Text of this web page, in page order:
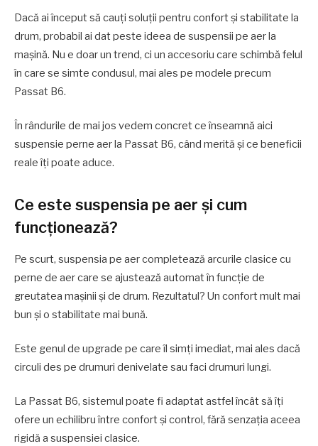
Dacă ai început să cauți soluții pentru confort și stabilitate la
drum, probabil ai dat peste ideea de suspensii pe aer la
mașină. Nu e doar un trend, ci un accesoriu care schimbă felul
în care se simte condusul, mai ales pe modele precum
Passat B6.
În rândurile de mai jos vedem concret ce înseamnă aici
suspensie perne aer la Passat B6, când merită și ce beneficii
reale îți poate aduce.
Ce este suspensia pe aer și cum
funcționează?
Pe scurt, suspensia pe aer completează arcurile clasice cu
perne de aer care se ajustează automat în funcție de
greutatea mașinii și de drum. Rezultatul? Un confort mult mai
bun și o stabilitate mai bună.
Este genul de upgrade pe care îl simți imediat, mai ales dacă
circuli des pe drumuri denivelate sau faci drumuri lungi.
La Passat B6, sistemul poate fi adaptat astfel încât să îți
ofere un echilibru între confort și control, fără senzația aceea
rigidă a suspensiei clasice.